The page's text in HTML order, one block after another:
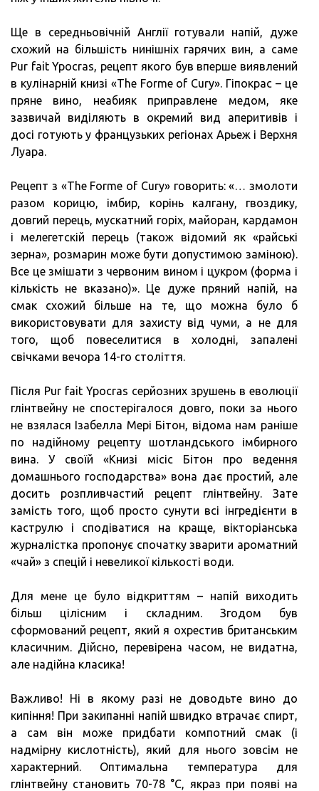
Ще в середньовічній Англії готували напій, дуже
схожий на більшість нинішніх гарячих вин, а саме
Pur fait Ypocras, рецепт якого був вперше виявлений
в кулінарній книзі «The Forme of Cury». Гіпокрас – це
пряне вино, неабияк приправлене медом, яке
зазвичай виділяють в окремий вид аперитивів і
досі готують у французьких регіонах Арьеж і Верхня
Луара.
Рецепт з «The Forme of Cury» говорить: «… змолоти
разом корицю, імбир, корінь калгану, гвоздику,
довгий перець, мускатний горіх, майоран, кардамон
і мелегетскій перець (також відомий як «райські
зерна», розмарин може бути допустимою заміною).
Все це змішати з червоним вином і цукром (форма і
кількість не вказано)». Це дуже пряний напій, на
смак схожий більше на те, що можна було б
використовувати для захисту від чуми, а не для
того, щоб повеселитися в холодні, запалені
свічками вечора 14-го століття.
Після Pur fait Ypocras серйозних зрушень в еволюції
глінтвейну не спостерігалося довго, поки за нього
не взялася Ізабелла Мері Бітон, відома нам раніше
по надійному рецепту шотландського імбирного
вина. У своїй «Книзі місіс Бітон про ведення
домашнього господарства» вона дає простий, але
досить розпливчастий рецепт глінтвейну. Зате
замість того, щоб просто сунути всі інгредієнти в
каструлю і сподіватися на краще, вікторіанська
журналістка пропонує спочатку зварити ароматний
«чай» з спецій і невеликої кількості води.
Для мене це було відкриттям – напій виходить
більш цілісним і складним. Згодом був
сформований рецепт, який я охрестив британським
класичним. Дійсно, перевірена часом, не видатна,
але надійна класика!
Важливо! Ні в якому разі не доводьте вино до
кипіння! При закипанні напій швидко втрачає спирт,
а сам він може придбати компотний смак (і
надмірну кислотність), який для нього зовсім не
характерний. Оптимальна температура для
глінтвейну становить 70-78 °C, якраз при появі на